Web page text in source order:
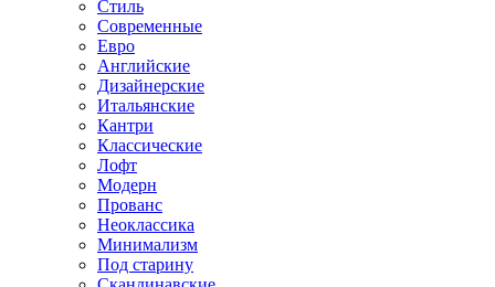
Стиль
Современные
Евро
Английские
Дизайнерские
Итальянские
Кантри
Классические
Лофт
Модерн
Прованс
Неоклассика
Минимализм
Под старину